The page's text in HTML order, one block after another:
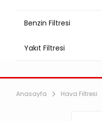
Benzin Filtresi
Yakıt Filtresi
Anasayfa Hava Filtresi